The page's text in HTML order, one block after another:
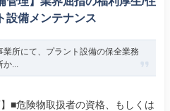
設備メンテナンス
所にて、プラント設備の保全業務
か...
■危険物取扱者の資格、もしくは